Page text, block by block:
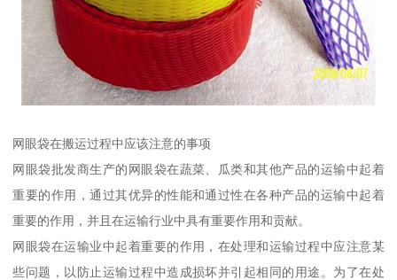
网眼袋在搬运过程中应该注意的事项
网眼袋批发商生产的网眼袋在蔬菜、瓜类和其他产品的运输中起着
重要的作用，通过其优异的性能和通过性在各种产品的运输中起着
重要的作用，并且在运输行业中具有重要作用和贡献。
网眼袋在运输业中起着重要的作用，在处理和运输过程中应注意某
些问题，以防止运输过程中造成损坏并引起相同的用途。为了在处